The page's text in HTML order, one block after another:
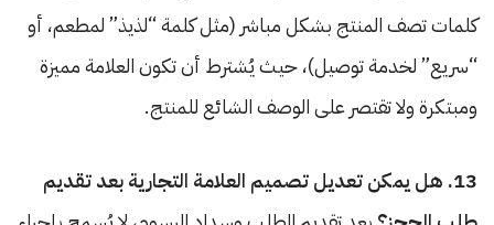
كلمات تصف المنتج بشكل مباشر (مثل كلمة “لذيذ” لمطعم، أو
“سريع” لخدمة توصيل)، حيث يُشترط أن تكون العلامة مميزة
ومبتكرة ولا تقتصر على الوصف الشائع للمنتج.
13. هل يمكن تعديل تصميم العلامة التجارية بعد تقديم